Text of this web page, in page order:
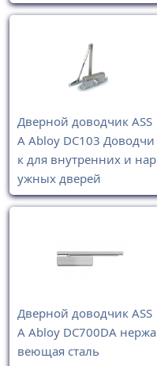
Дверной доводчик ASS
A Abloy DC103 Доводчи
к для внутренних и нар
ужных дверей
Дверной доводчик ASS
A Abloy DC700DA нержа
веющая сталь